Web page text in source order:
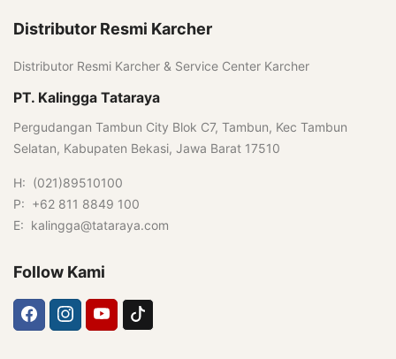
Distributor Resmi Karcher
Distributor Resmi Karcher & Service Center Karcher
PT. Kalingga Tataraya
Pergudangan Tambun City Blok C7, Tambun, Kec Tambun
Selatan, Kabupaten Bekasi, Jawa Barat 17510
H: (021)89510100
P: +62 811 8849 100
E: kalingga@tataraya.com
Follow Kami